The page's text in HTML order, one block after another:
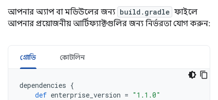
আপনার অ্যাপ বা মডিউলের জন্য build.gradle ফাইলে
আপনার প্রয়োজনীয় আর্টিফ্যাক্টগুলির জন্য নির্ভরতা যোগ করুন:
গ্রোভি কোটলিন
dependencies {
def enterprise_version = "1.1.0"